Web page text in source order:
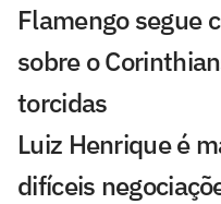
Flamengo segue
sobre o
torcidas
Luiz Henrique é
difíceis